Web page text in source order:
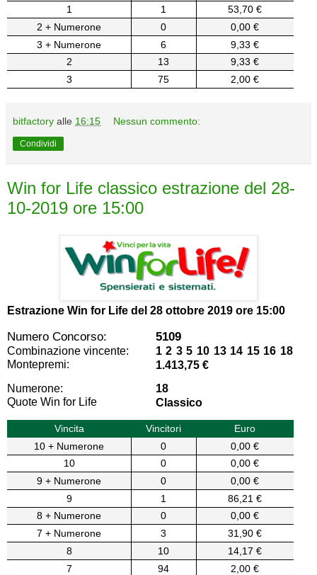
1
1
53,70 €
2 + Numerone
0
0,00 €
3 + Numerone
6
9,33 €
2
13
9,33 €
3
75 2,00 €
bitfactory alle 16:15 Nessun commento:
Condividi
Win for Life classico estrazione del 28-
10-2019 ore 15:00
Estrazione Win for Life del 28 ottobre 2019 ore 15:00
Numero Concorso: 5109
Combinazione vincente:
1 2 3 5 10 13 14 15 16 18
Montepremi:
1.413,75 €
Numerone:
18
Quote Win for Life
Classico
Vincita Vincitori
Euro
10 + Numerone
0
0,00 €
10
0
0,00 €
9 + Numerone
0
0,00 €
9
1
86,21 €
8 + Numerone
0
0,00 €
7 + Numerone
3
31,90 €
8
10
14,17 €
7
94
2,00 €